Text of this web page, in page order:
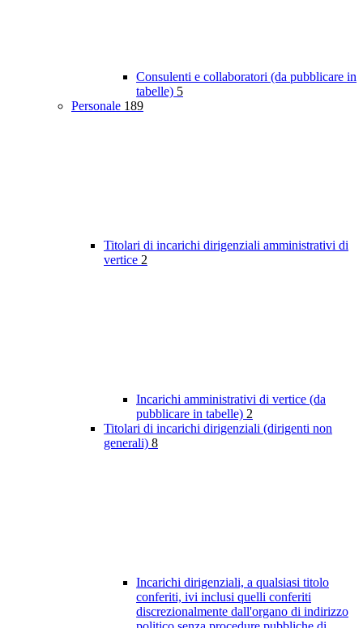
Consulenti e collaboratori (da pubblicare in
tabelle) 5
Personale 189
Titolari di incarichi dirigenziali amministrativi di
vertice 2
Incarichi amministrativi di vertice (da
pubblicare in tabelle) 2
Titolari di incarichi dirigenziali (dirigenti non
generali) 8
Incarichi dirigenziali, a qualsiasi titolo
conferiti, ivi inclusi quelli conferiti
discrezionalmente dall'organo di indirizzo